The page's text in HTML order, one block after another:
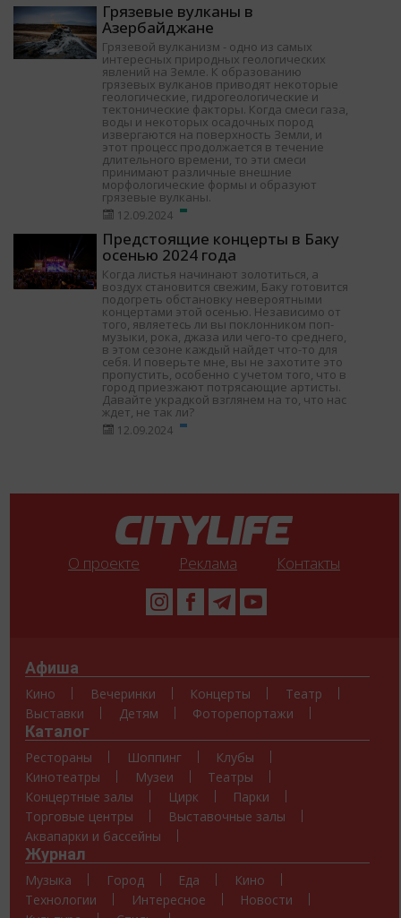
Грязевые вулканы в
Азербайджане
Грязевой вулканизм - одно из самых
интересных природных геологических
явлений на Земле. К образованию
грязевых вулканов приводят некоторые
геологические, гидрогеологические и
тектонические факторы. Когда смеси газа,
воды и некоторых осадочных пород
извергаются на поверхность Земли, и
этот процесс продолжается в течение
длительного времени, то эти смеси
принимают различные внешние
морфологические формы и образуют
грязевые вулканы.
12.09.2024
Предстоящие концерты в Баку
осенью 2024 года
Когда листья начинают золотиться, а
воздух становится свежим, Баку готовится
подогреть обстановку невероятными
концертами этой осенью. Независимо от
того, являетесь ли вы поклонником поп-
музыки, рока, джаза или чего-то среднего,
в этом сезоне каждый найдет что-то для
себя. И поверьте мне, вы не захотите это
пропустить, особенно с учетом того, что в
город приезжают потрясающие артисты.
Давайте украдкой взглянем на то, что нас
ждет, не так ли?
12.09.2024
О проекте Реклама Контакты
Афиша
Кино Вечеринки Концерты
Театр
Выставки
Детям Фоторепортажи
Каталог
Рестораны Шоппинг
Клубы
Кинотеатры
Музеи
Театры
Концертные залы
Цирк
Парки
Торговые центры
Выставочные залы
Аквапарки и бассейны
Журнал
Музыка Город Еда
Кино
Технологии
Интересное
Новости